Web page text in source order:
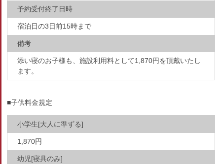
予約受付終了日時
宿泊日の3日前15時まで
備考
添い寝のお子様も、施設利用料として1,870円を頂戴いたし
ます。
■子供料金規定
小学生[大人に準ずる]
1,870円
幼児[寝具のみ]